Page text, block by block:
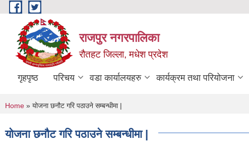
Skip to main content
राजपुर नगरपालिका
रौतहट जिल्ला, मधेश प्रदेश
गृहपृष्ठ परिचय वडा कार्यालयहरु कार्यक्रम तथा परियोजना
You are here
Home » योजना छनौट गरि पठाउने सम्बन्धीमा |
योजना छनौट गरि पठाउने सम्बन्धीमा |